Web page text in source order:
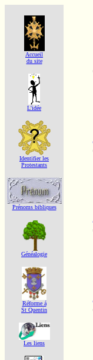
Accueil
du site
L'idée
Identifier les
Protestants
Prénoms bibliques
Généalogie
Réforme á
St Quentin
Les liens